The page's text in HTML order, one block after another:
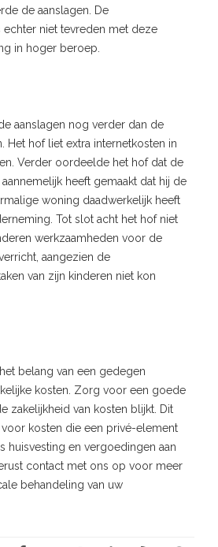
de aanslagen. De
echter niet tevreden met deze
in hoger beroep.
aanslagen nog verder dan de
Het hof liet extra internetkosten in
Verder oordeelde het hof dat de
heeft gemaakt dat hij de
woning daadwerkelijk heeft
Tot slot acht het hof niet
werkzaamheden voor de
aangezien de
van zijn kinderen niet kon
belang van een gedegen
kosten. Zorg voor een goede
zakelijkheid van kosten blijkt. Dit
kosten die een privé-element
huisvesting en vergoedingen aan
contact met ons op voor meer
behandeling van uw